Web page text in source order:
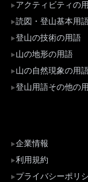
アクティビティの
読図・登山基本用
登山の技術の用語
山の地形の用語
山の自然現象の用
登山用語その他の
企業情報
利用規約
プライバシーポリ